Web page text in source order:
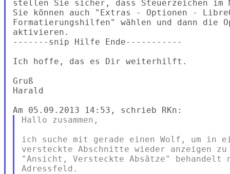
stellen Sie sicher, dass Steuerzeichen im
Sie können auch "Extras - Optionen -
Formatierungshilfen" wählen und dann die
aktivieren.
-------snip Hilfe Ende-----------
Ich hoffe, das es Dir weiterhilft.
Gruß
Harald
Hallo zusammen,
ich suche mit gerade einen Wolf, um in
versteckte Abschnitte wieder anzeigen
"Ansicht, Versteckte Absätze" behandelt
Adressfeld.